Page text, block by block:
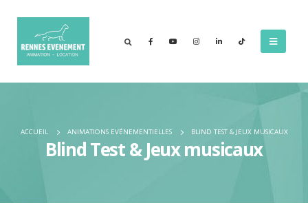
ACCUEIL ANIMATIONS EVÉNEMENTIELLES BLIND TEST & JEUX MUSICAUX
Blind Test & Jeux musicaux